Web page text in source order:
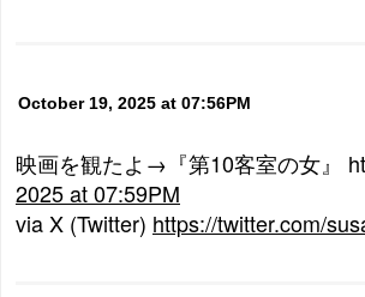
October 19, 2025 at 07:56PM
映画を観たよ→『第10客室の女』
2025 at 07:59PM
via X (Twitter) https://twitter.com/